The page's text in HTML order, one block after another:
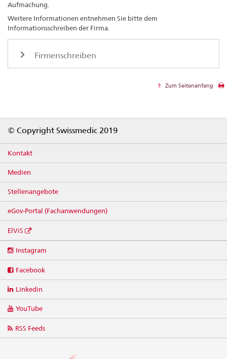
Aufmachung.
Weitere Informationen entnehmen Sie bitte dem
Informationsschreiben der Firma.
Firmenschreiben
Zum Seitenanfang
© Copyright Swissmedic 2019
Kontakt
Medien
Stellenangebote
eGov-Portal (Fachanwendungen)
ElViS
media
Instagram
Facebook
Linkedin
YouTube
RSS Feeds